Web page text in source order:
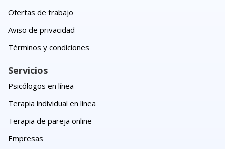
Ofertas de trabajo
Aviso de privacidad
Términos y condiciones
Servicios
Psicólogos en línea
Terapia individual en línea
Terapia de pareja online
Empresas